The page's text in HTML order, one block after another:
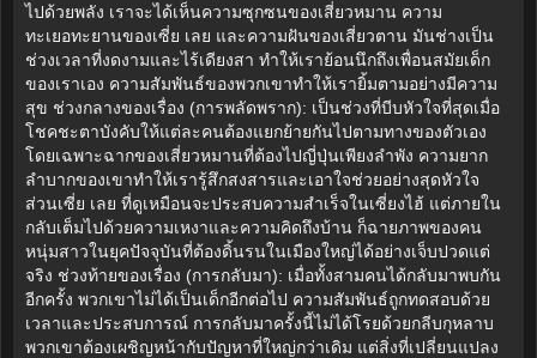
ไปด้วยพลัง เราจะได้เห็นความซุกซนของเสี่ยวหมาน ความ
ทะเยอทะยานของเซี่ย เลย และความฝันของเสี่ยวตาน มันช่างเป็น
ช่วงเวลาที่งดงามและไร้เดียงสา ทำให้เราย้อนนึกถึงเพื่อนสมัยเด็ก
ของเราเอง ความสัมพันธ์ของพวกเขาทำให้เรายิ้มตามอย่างมีความ
สุข ช่วงกลางของเรื่อง (การพลัดพราก): เป็นช่วงที่บีบหัวใจที่สุดเมื่อ
โชคชะตาบังคับให้แต่ละคนต้องแยกย้ายกันไปตามทางของตัวเอง
โดยเฉพาะฉากของเสี่ยวหมานที่ต้องไปญี่ปุ่นเพียงลำพัง ความยาก
ลำบากของเขาทำให้เรารู้สึกสงสารและเอาใจช่วยอย่างสุดหัวใจ
ส่วนเซี่ย เลย ที่ดูเหมือนจะประสบความสำเร็จในเซี่ยงไฮ้ แต่ภายใน
กลับเต็มไปด้วยความเหงาและความคิดถึงบ้าน ก็ฉายภาพของคน
หนุ่มสาวในยุคปัจจุบันที่ต้องดิ้นรนในเมืองใหญ่ได้อย่างเจ็บปวดแต่
จริง ช่วงท้ายของเรื่อง (การกลับมา): เมื่อทั้งสามคนได้กลับมาพบกัน
อีกครั้ง พวกเขาไม่ได้เป็นเด็กอีกต่อไป ความสัมพันธ์ถูกทดสอบด้วย
เวลาและประสบการณ์ การกลับมาครั้งนี้ไม่ได้โรยด้วยกลีบกุหลาบ
พวกเขาต้องเผชิญหน้ากับปัญหาที่ใหญ่กว่าเดิม แต่สิ่งที่เปลี่ยนแปลง